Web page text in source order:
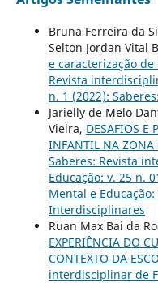
Bruna Ferreira da
Selton Jordan Vital
e caracterização
Revista
n. 1 (2022):
Jarielly de Melo
Vieira, DESAFIOS E
INFANTIL NA ZONA
Saberes: Revista
Educação: v. 25 n.
Mental e
Interdisciplinares
Ruan Max Bai da
EXPERIÊNCIA DO
CONTEXTO DA
interdisciplinar de